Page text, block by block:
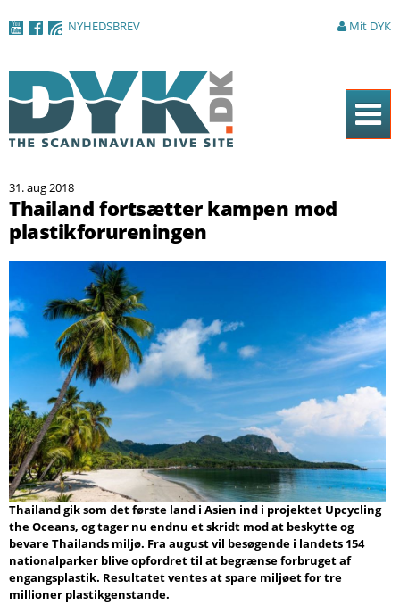
NYHEDSBREV Mit DYK
Magasinet
Nyheder
Artikler
DYK Guiden
Shop
Om DYK
Søg
31. aug 2018
Thailand fortsætter kampen mod
plastikforureningen
Thailand gik som det første land i Asien ind i projektet Upcycling
the Oceans, og tager nu endnu et skridt mod at beskytte og
bevare Thailands miljø. Fra august vil besøgende i landets 154
nationalparker blive opfordret til at begrænse forbruget af
engangsplastik. Resultatet ventes at spare miljøet for tre
millioner plastikgenstande.